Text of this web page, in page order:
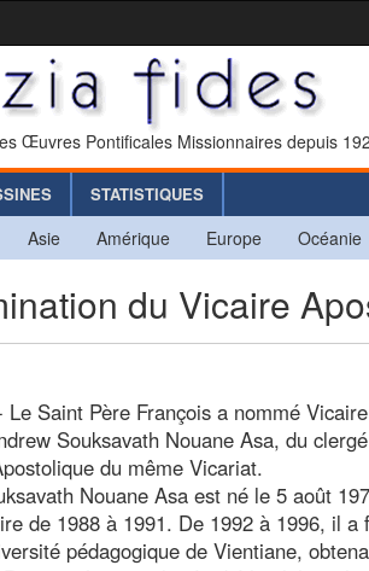
Œuvres Pontificales Missionnaires depuis
STATISTIQUES
Asie Amérique Europe Océanie
du Vicaire
Saint Père François a nommé
Souksavath Nouane Asa, du
du même Vicariat.
Nouane Asa est né le 5 août
de 1988 à 1991. De 1992 à 1996, il a
pédagogique de Vientiane,